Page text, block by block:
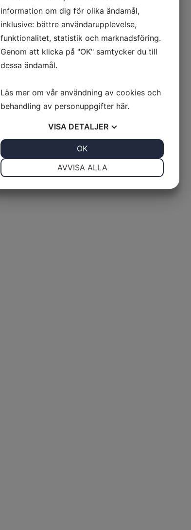
information om dig för olika ändamål,
inklusive: bättre användarupplevelse,
funktionalitet, statistik och marknadsföring.
Genom att klicka på "OK" samtycker du till
dessa ändamål.
Läs mer om vår användning av cookies och
behandling av personuppgifter här.
VISA DETALJER
AVVISA ALLA
OK